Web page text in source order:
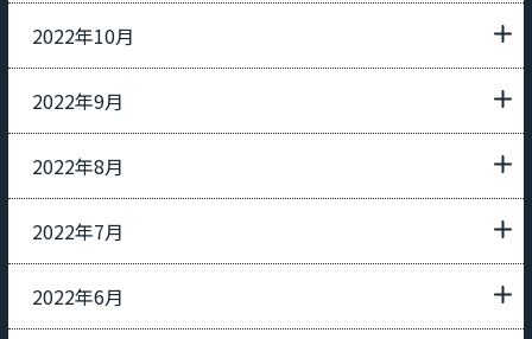
2022年10月
2022年9月
2022年8月
2022年7月
2022年6月